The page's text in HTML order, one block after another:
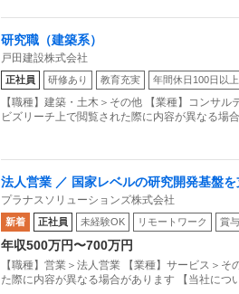
研究職（建築系）
戸田建設株式会社
正社員 研修あり 教育充実 年間休日100日以上
【職種】建築・土木＞その他 【業種】コンサ
ビズリーチ上で閲覧された際に内容が異なる場
法人営業 ／ 国家レベルの研究開発基盤
リード年間280万円のインセンティブ実
万円のメンバーも
プラナスソリューションズ株式会社
新着 正社員 未経験OK リモートワーク 賞
年収500万円〜700万円
【職種】営業＞法人営業 【業種】サービス＞
た際に内容が異なる場合があります 【当社に